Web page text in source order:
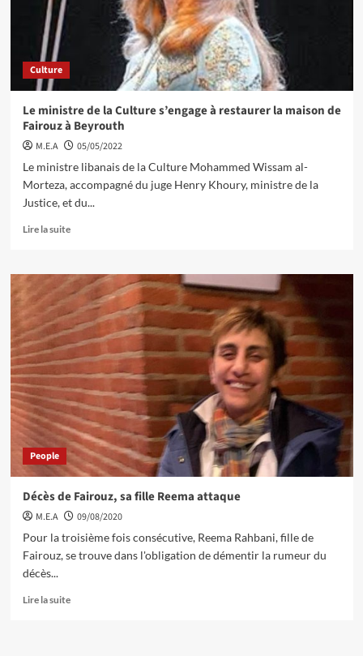
Culture
Le ministre de la Culture s’engage à restaurer la maison de
Fairouz à Beyrouth
M.E.A
05/05/2022
Le ministre libanais de la Culture Mohammed Wissam al-
Morteza, accompagné du juge Henry Khoury, ministre de la
Justice, et du...
Lire la suite
People
Décès de Fairouz, sa fille Reema attaque
M.E.A
09/08/2020
Pour la troisième fois consécutive, Reema Rahbani, fille de
Fairouz, se trouve dans l'obligation de démentir la rumeur du
décès...
Lire la suite